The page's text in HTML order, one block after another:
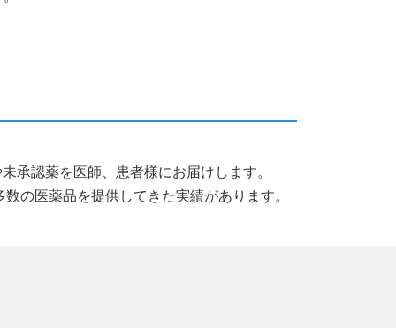
承認薬を医師、患者様にお届けします。
の医薬品を提供してきた実績があります。